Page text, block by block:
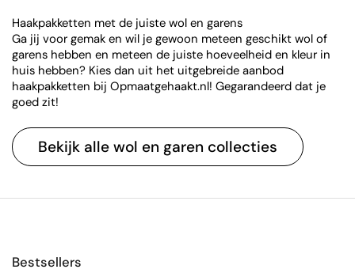
Haakpakketten met de juiste wol en garens
Ga jij voor gemak en wil je gewoon meteen geschikt wol of
garens hebben en meteen de juiste hoeveelheid en kleur in
huis hebben? Kies dan uit het uitgebreide aanbod
haakpakketten bij Opmaatgehaakt.nl! Gegarandeerd dat je
goed zit!
Bekijk alle wol en garen collecties
Bestsellers